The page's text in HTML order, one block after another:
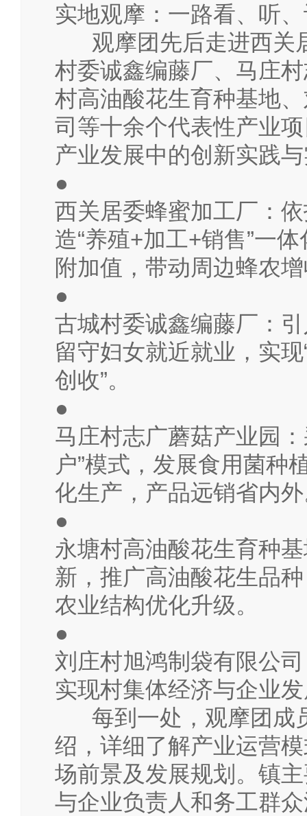
实地观摩：一路看、听
观摩团先后走进西关
村委诚鑫编藤厂、马庄
村高油酸花生育种基地
司等十余个代表性产业
产业发展中的创新实践
●
西关居委蜂蜜加工厂：
造“养殖+加工+销售”一
附加值，带动周边蜂农
●
古城村委诚鑫编藤厂：
留守妇女就近就业，实
创收”。
●
马庄村志广蘑菇产业园
户”模式，发展食用菌种
化生产，产品远销省内
●
永塘村高油酸花生育种
新，推广高油酸花生品
农业结构优化升级。
●
刘庄村旭鸿制袋有限公
实现村集体经济与企业
每到一处，观摩团成
绍，详细了解产业运营
场前景及发展规划。镇
与企业负责人和务工群